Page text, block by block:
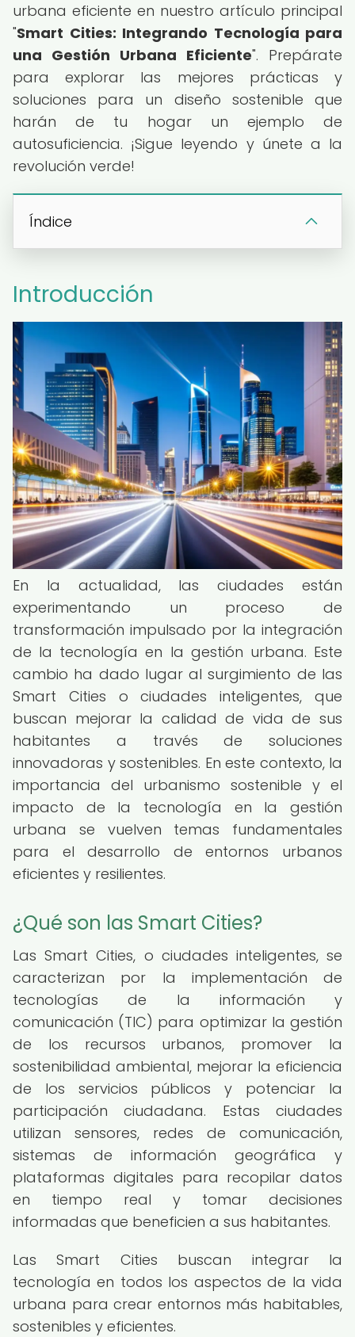
urbana eficiente en nuestro artículo principal
"Smart Cities: Integrando Tecnología para
una Gestión Urbana Eficiente". Prepárate
para explorar las mejores prácticas y
soluciones para un diseño sostenible que
harán de tu hogar un ejemplo de
autosuficiencia. ¡Sigue leyendo y únete a la
revolución verde!
Índice
Introducción
En la actualidad, las ciudades están
experimentando un proceso de
transformación impulsado por la integración
de la tecnología en la gestión urbana. Este
cambio ha dado lugar al surgimiento de las
Smart Cities o ciudades inteligentes, que
buscan mejorar la calidad de vida de sus
habitantes a través de soluciones
innovadoras y sostenibles. En este contexto, la
importancia del urbanismo sostenible y el
impacto de la tecnología en la gestión
urbana se vuelven temas fundamentales
para el desarrollo de entornos urbanos
eficientes y resilientes.
¿Qué son las Smart Cities?
Las Smart Cities, o ciudades inteligentes, se
caracterizan por la implementación de
tecnologías de la información y
comunicación (TIC) para optimizar la gestión
de los recursos urbanos, promover la
sostenibilidad ambiental, mejorar la eficiencia
de los servicios públicos y potenciar la
participación ciudadana. Estas ciudades
utilizan sensores, redes de comunicación,
sistemas de información geográfica y
plataformas digitales para recopilar datos
en tiempo real y tomar decisiones
informadas que beneficien a sus habitantes.
Las Smart Cities buscan integrar la
tecnología en todos los aspectos de la vida
urbana para crear entornos más habitables,
sostenibles y eficientes.